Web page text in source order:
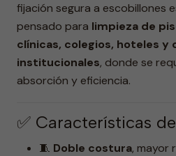
fijación segura a escobillones
pensado para limpieza de
clínicas, colegios, hoteles y
institucionales, donde se
absorción y eficiencia.
✅ Características
🧵 Doble costura, mayor